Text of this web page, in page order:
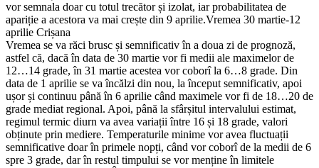
vor semnala doar cu totul trecător și izolat, iar probabilitatea de
apariție a acestora va mai crește din 9 aprilie.Vremea 30 martie-12
aprilie Crișana
Vremea se va răci brusc și semnificativ în a doua zi de prognoză,
astfel că, dacă în data de 30 martie vor fi medii ale maximelor de
12…14 grade, în 31 martie acestea vor coborî la 6…8 grade. Din
data de 1 aprilie se va încălzi din nou, la început semnificativ, apoi
ușor și continuu până în 6 aprilie când maximele vor fi de 18…20 de
grade mediat regional. Apoi, până la sfârșitul intervalului estimat,
regimul termic diurn va avea variații între 16 și 18 grade, valori
obținute prin mediere. Temperaturile minime vor avea fluctuații
semnificative doar în primele nopți, când vor coborî de la medii de 6
spre 3 grade, dar în restul timpului se vor menține în limitele